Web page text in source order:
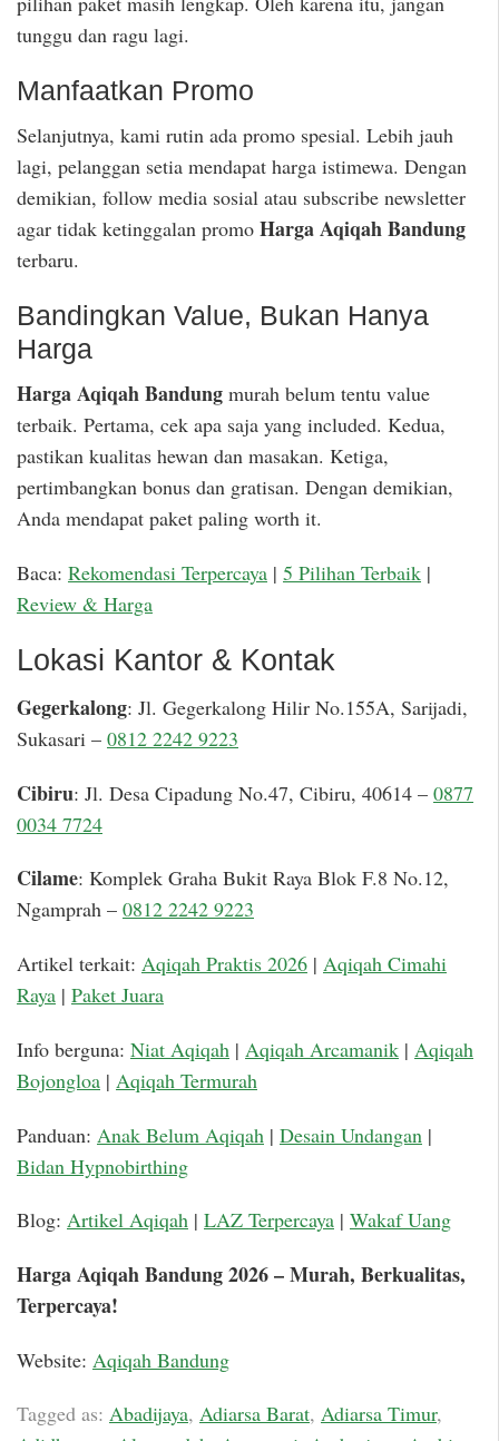
tunggu dan ragu lagi.
Manfaatkan Promo
Selanjutnya, kami rutin ada promo spesial. Lebih jauh
lagi, pelanggan setia mendapat harga istimewa. Dengan
demikian, follow media sosial atau subscribe newsletter
agar tidak ketinggalan promo Harga Aqiqah Bandung
terbaru.
Bandingkan Value, Bukan Hanya
Harga
Harga Aqiqah Bandung murah belum tentu value
terbaik. Pertama, cek apa saja yang included. Kedua,
pastikan kualitas hewan dan masakan. Ketiga,
pertimbangkan bonus dan gratisan. Dengan demikian,
Anda mendapat paket paling worth it.
Baca: Rekomendasi Terpercaya | 5 Pilihan Terbaik |
Review & Harga
Lokasi Kantor & Kontak
Gegerkalong: Jl. Gegerkalong Hilir No.155A, Sarijadi,
Sukasari – 0812 2242 9223
Cibiru: Jl. Desa Cipadung No.47, Cibiru, 40614 – 0877
0034 7724
Cilame: Komplek Graha Bukit Raya Blok F.8 No.12,
Ngamprah – 0812 2242 9223
Artikel terkait: Aqiqah Praktis 2026 | Aqiqah Cimahi
Raya | Paket Juara
Info berguna: Niat Aqiqah | Aqiqah Arcamanik | Aqiqah
Bojongloa | Aqiqah Termurah
Panduan: Anak Belum Aqiqah | Desain Undangan |
Bidan Hypnobirthing
Blog: Artikel Aqiqah | LAZ Terpercaya | Wakaf Uang
Harga Aqiqah Bandung 2026 – Murah, Berkualitas,
Terpercaya!
Website: Aqiqah Bandung
Tagged as: Abadijaya, Adiarsa Barat, Adiarsa Timur,